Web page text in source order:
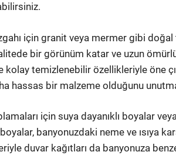
için granit veya mermer gibi
bir görünüm katar ve uzun
kolay temizlenebilir özellikleriyle öne
hassas bir malzeme olduğunu
için suya dayanıklı boyalar
boyalar, banyonuzdaki neme ve ısıya
duvar kağıtları da banyonuza